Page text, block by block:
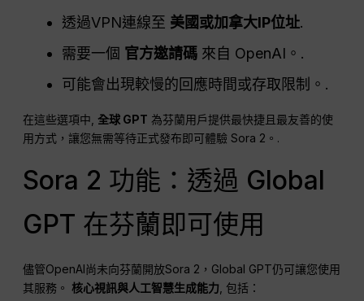
透過VPN連線至 美國或加拿大IP位址.
需要一個 官方邀請碼 來自 OpenAI。.
可能會出現較慢的回應時間或存取限制。.
在這些選項中, 全球 GPT 為芬蘭用戶提供最快捷且最友善的使
用方式，讓您無需等待正式發布即可體驗 Sora 2。.
Sora 2 功能：透過 Global
GPT 在芬蘭即可使用
儘管OpenAI尚未向芬蘭開放Sora 2，Global GPT仍可讓您使用
其服務。核心視訊與人工智慧生成能力, 包括：